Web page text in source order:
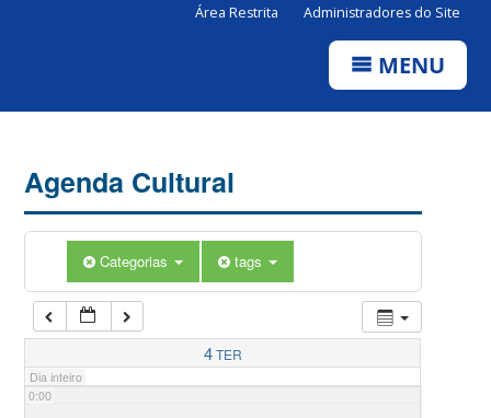
Área Restrita Administradores do Site
MENU
Agenda Cultural
Categorias tags
4TER
Dia inteiro
0:00